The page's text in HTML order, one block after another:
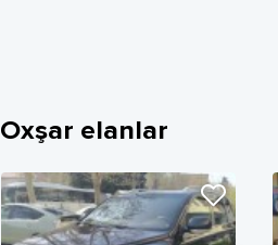
Oxşar elanlar